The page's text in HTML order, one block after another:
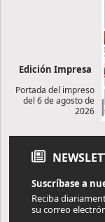
Edición Impresa
Portada del impreso
del 6 de agosto de
2026
Suscríbase a
Reciba
su correo